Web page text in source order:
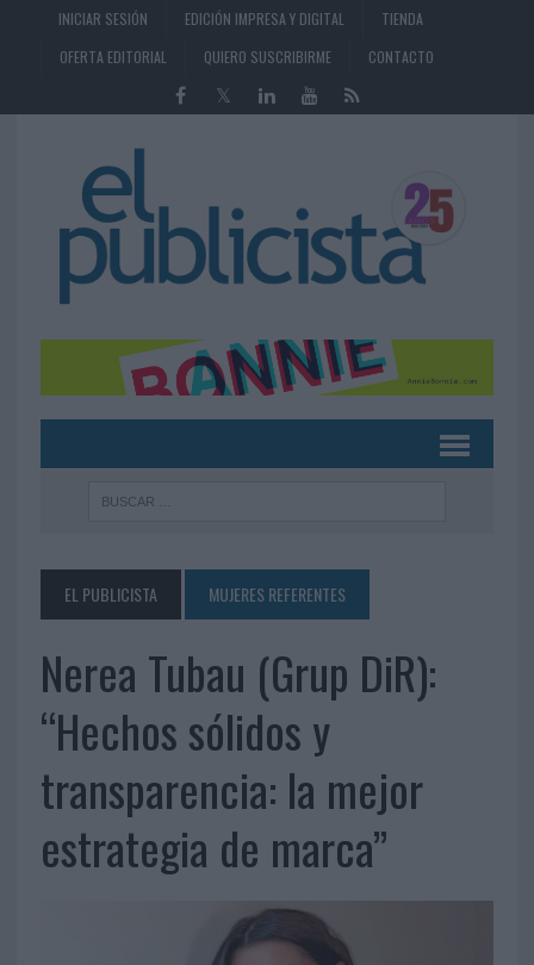
INICIAR SESIÓN EDICIÓN IMPRESA Y DIGITAL
TIENDA
OFERTA EDITORIAL
QUIERO SUSCRIBIRME CONTACTO
EL PUBLICISTA MUJERES REFERENTES
Nerea Tubau (Grup DiR):
“Hechos sólidos y
transparencia: la mejor
estrategia de marca”